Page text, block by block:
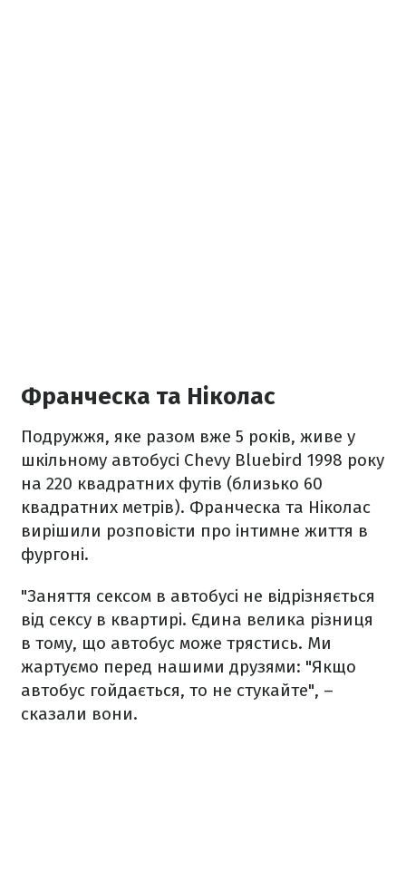
Франческа та Ніколас
Подружжя, яке разом вже 5 років, живе у
шкільному автобусі Chevy Bluebird 1998 року
на 220 квадратних футів (близько 60
квадратних метрів). Франческа та Ніколас
вирішили розповісти про інтимне життя в
фургоні.
"Заняття сексом в автобусі не відрізняється
від сексу в квартирі. Єдина велика різниця
в тому, що автобус може трястись. Ми
жартуємо перед нашими друзями: "Якщо
автобус гойдається, то не стукайте", –
сказали вони.